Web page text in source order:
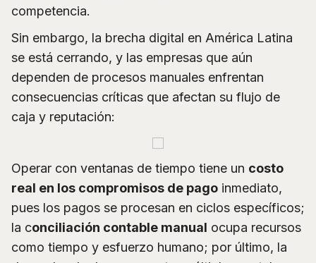
competencia.
Sin embargo, la brecha digital en América Latina
se está cerrando, y las empresas que aún
dependen de procesos manuales enfrentan
consecuencias críticas que afectan su flujo de
caja y reputación:
Operar con ventanas de tiempo tiene un costo
real en los compromisos de pago inmediato,
pues los pagos se procesan en ciclos específicos;
la conciliación contable manual ocupa recursos
como tiempo y esfuerzo humano; por último, la